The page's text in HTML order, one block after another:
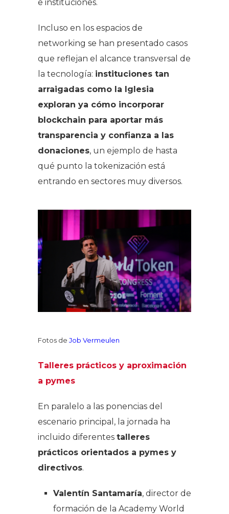
e instituciones.
Incluso en los espacios de
networking se han presentado casos
que reflejan el alcance transversal de
la tecnología: instituciones tan
arraigadas como la Iglesia
exploran ya cómo incorporar
blockchain para aportar más
transparencia y confianza a las
donaciones, un ejemplo de hasta
qué punto la tokenización está
entrando en sectores muy diversos.
Fotos de Job Vermeulen
Talleres prácticos y aproximación
a pymes
En paralelo a las ponencias del
escenario principal, la jornada ha
incluido diferentes talleres
prácticos orientados a pymes y
directivos.
Valentín Santamaría, director de
formación de la Academy World